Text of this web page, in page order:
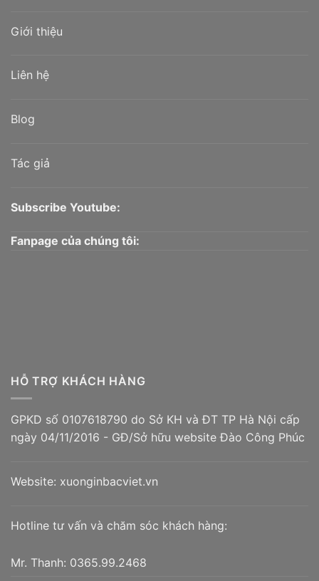
Giới thiệu
Liên hệ
Blog
Tác giả
Subscribe Youtube:
Fanpage của chúng tôi:
HỖ TRỢ KHÁCH HÀNG
GPKD số 0107618790 do Sở KH và ĐT TP Hà Nội cấp
ngày 04/11/2016 - GĐ/Sở hữu website Đào Công Phúc
Website: xuonginbacviet.vn
Hotline tư vấn và chăm sóc khách hàng:
Mr. Thanh: 0365.99.2468